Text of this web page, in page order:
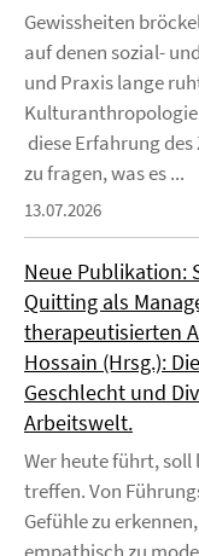
Gewissheiten
auf denen sozial-
und Praxis lange
diese Erfahrung
zu fragen, was es ...
13.07.2026
Neue Publikation:
Quitting als
therapeutisierten
Hossain (Hrsg.):
Geschlecht und
Arbeitswelt.
Wer heute führt,
treffen. Von
Gefühle zu